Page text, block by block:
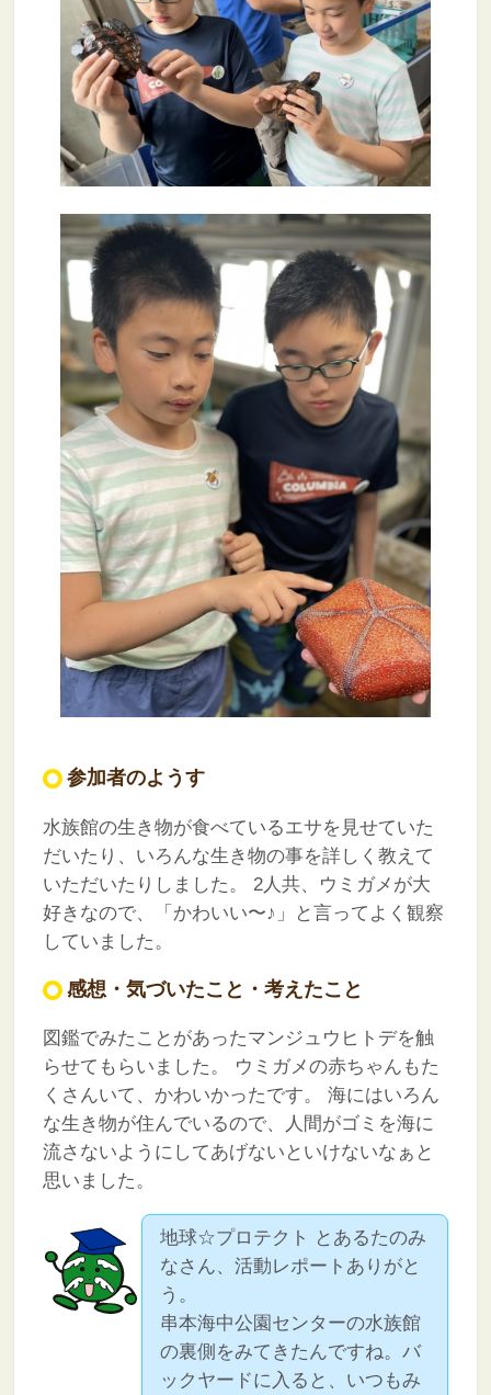
参加者のようす
水族館の生き物が食べているエサを見せていた
だいたり、いろんな生き物の事を詳しく教えて
いただいたりしました。
2人共、ウミガメが大
好きなので、「かわいい〜♪」と言ってよく観察
していました。
感想・気づいたこと・考えたこと
図鑑でみたことがあったマンジュウヒトデを触
らせてもらいました。
ウミガメの赤ちゃんもた
くさんいて、かわいかったです。
海にはいろん
な生き物が住んでいるので、人間がゴミを海に
流さないようにしてあげないといけないなぁと
思いました。
地球☆プロテクト とあるたのみ
なさん、活動レポートありがと
う。
串本海中公園センターの水族館
の裏側をみてきたんですね。バ
ックヤードに入ると、いつもみ